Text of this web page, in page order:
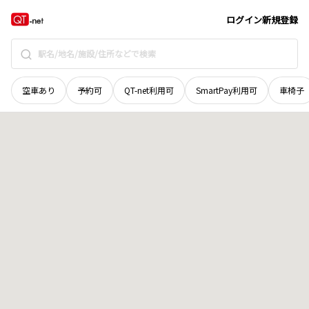
ログイン新規登録
空車あり 予約可 QT-net利用可 SmartPay利用可 車椅子
北海道